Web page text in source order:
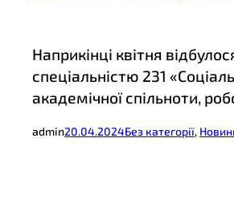
Наприкінці квітня
спеціальністю 231
академічної спільноти,
admin20.04.2024Без категорії,